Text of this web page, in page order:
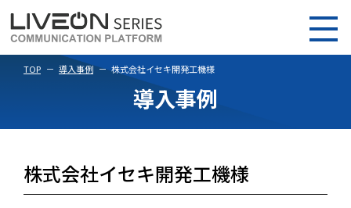
TOP 導入事例 株式会社イセキ開発工機様
導入事例
株式会社イセキ開発工機様